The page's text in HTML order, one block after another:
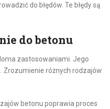
do błędów. Te błędy są
do betonu
zastosowaniami. Jego
Zrozumienie różnych rodzajów
betonu poprawia proces